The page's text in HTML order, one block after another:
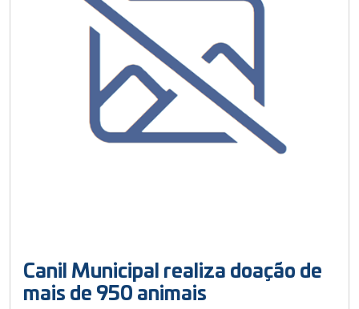
Canil Municipal realiza doação de
mais de 950 animais